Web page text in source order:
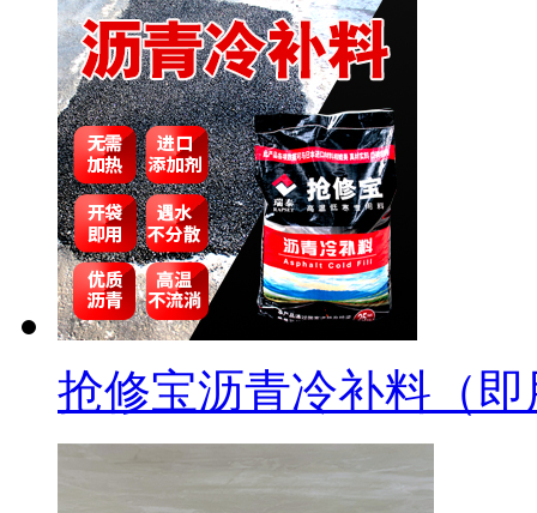
抢修宝沥青冷补料（即